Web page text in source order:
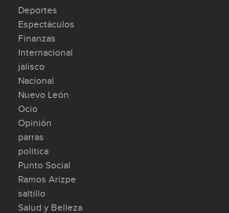
Deportes
Espectáculos
Finanzas
Internacional
jalisco
Nacional
Nuevo León
Ocio
Opinión
parras
politica
Punto Social
Ramos Arizpe
saltillo
Salud y Belleza